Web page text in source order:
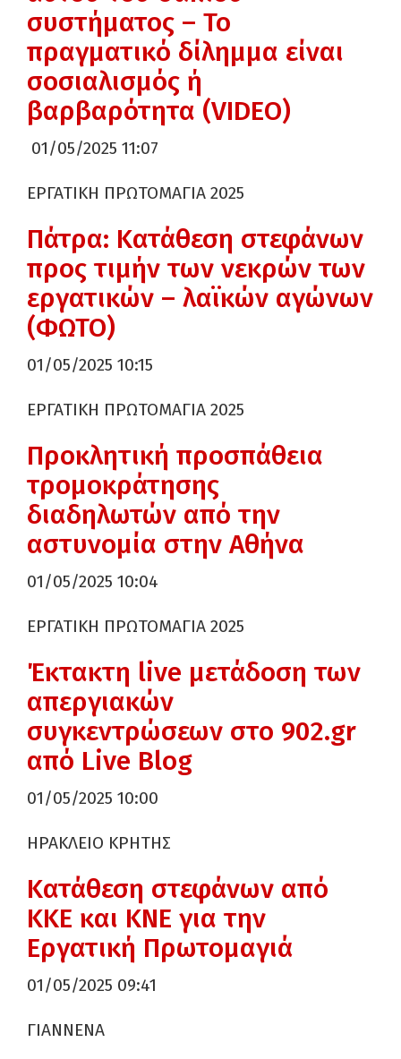
συστήματος – Το
πραγματικό δίλημμα είναι
σοσιαλισμός ή
βαρβαρότητα (VIDEO)
01/05/2025 11:07
ΕΡΓΑΤΙΚΗ ΠΡΩΤΟΜΑΓΙΑ 2025
Πάτρα: Κατάθεση στεφάνων
προς τιμήν των νεκρών των
εργατικών – λαϊκών αγώνων
(ΦΩΤΟ)
01/05/2025 10:15
ΕΡΓΑΤΙΚΗ ΠΡΩΤΟΜΑΓΙΑ 2025
Προκλητική προσπάθεια
τρομοκράτησης
διαδηλωτών από την
αστυνομία στην Αθήνα
01/05/2025 10:04
ΕΡΓΑΤΙΚΗ ΠΡΩΤΟΜΑΓΙΑ 2025
Έκτακτη live μετάδοση των
απεργιακών
συγκεντρώσεων στο 902.gr
από Live Blog
01/05/2025 10:00
ΗΡΑΚΛΕΙΟ ΚΡΗΤΗΣ
Κατάθεση στεφάνων από
ΚΚΕ και ΚΝΕ για την
Εργατική Πρωτομαγιά
01/05/2025 09:41
ΓΙΑΝΝΕΝΑ